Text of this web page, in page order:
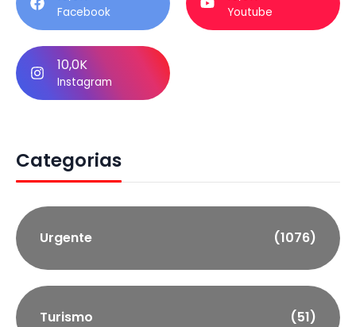
Facebook Youtube
10,0K
Instagram
Categorias
Urgente (1076)
Turismo (51)